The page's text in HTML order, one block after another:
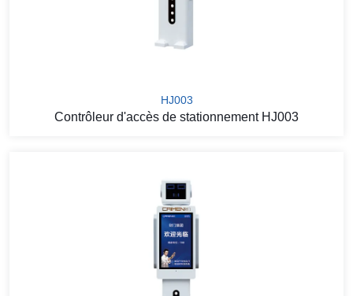
HJ003
Contrôleur d'accès de stationnement HJ003